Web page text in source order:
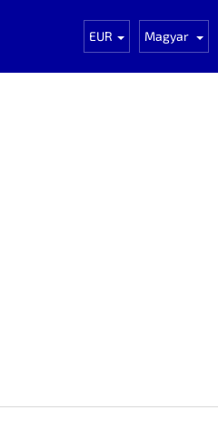
Pótalkatrészek NOVÉ zboží
EUR Magyar